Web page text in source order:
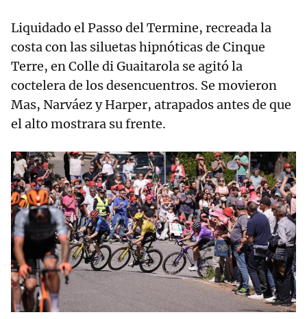
Liquidado el Passo del Termine, recreada la
costa con las siluetas hipnóticas de Cinque
Terre, en Colle di Guaitarola se agitó la
coctelera de los desencuentros. Se movieron
Mas, Narváez y Harper, atrapados antes de que
el alto mostrara su frente.